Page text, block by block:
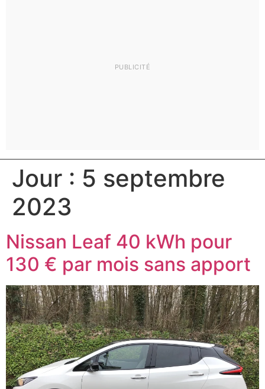
Jour : 5 septembre
2023
Nissan Leaf 40 kWh pour
130 € par mois sans apport